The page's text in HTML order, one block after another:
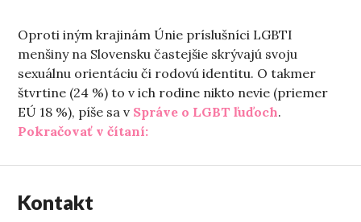
Oproti iným krajinám Únie príslušníci LGBTI
menšiny na Slovensku častejšie skrývajú svoju
sexuálnu orientáciu či rodovú identitu. O takmer
štvrtine (24 %) to v ich rodine nikto nevie (priemer
EÚ 18 %), píše sa v Správe o LGBT ľuďoch.
Pokračovať v čítaní:„Malé a veľké coming outy“
Kontakt